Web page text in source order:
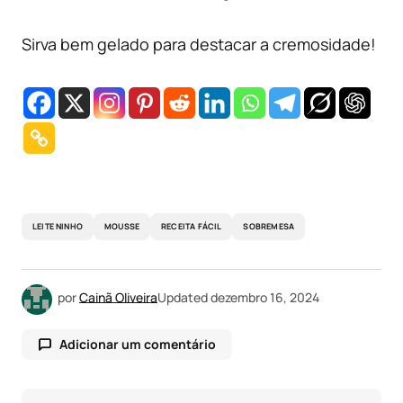
Sirva bem gelado para destacar a cremosidade!
LEITE NINHO MOUSSE RECEITA FÁCIL SOBREMESA
porCainã OliveiraUpdateddezembro 16, 2024
Adicionar um comentário